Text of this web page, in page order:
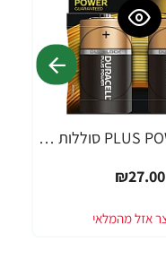
דורסל PLUS POWER סוללות D אריזת 2 יחידות - מבית Duracell
₪27.00